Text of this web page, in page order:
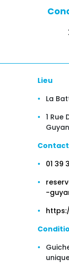
Lieu
La
1 Rue
Contact
01 39
-